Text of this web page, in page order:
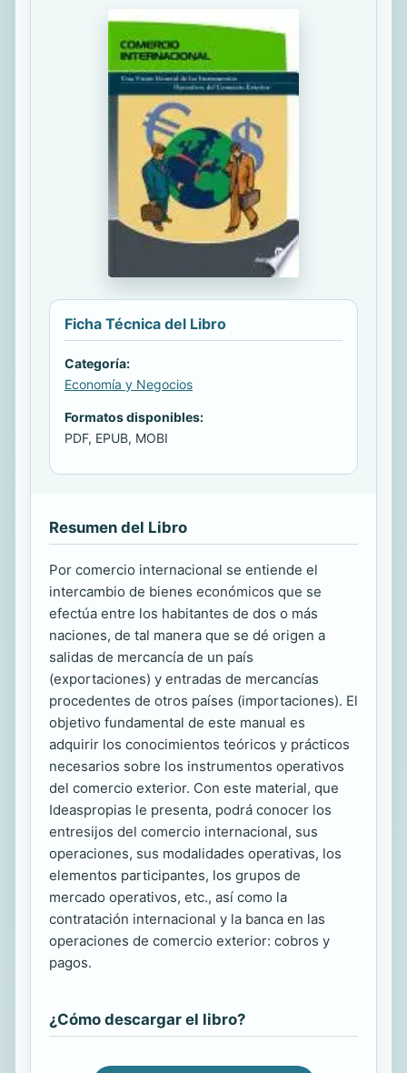
Ficha Técnica del Libro
Categoría:
Economía y Negocios
Formatos disponibles:
PDF, EPUB, MOBI
Resumen del Libro
Por comercio internacional se entiende el
intercambio de bienes económicos que se
efectúa entre los habitantes de dos o más
naciones, de tal manera que se dé origen a
salidas de mercancía de un país
(exportaciones) y entradas de mercancías
procedentes de otros países (importaciones). El
objetivo fundamental de este manual es
adquirir los conocimientos teóricos y prácticos
necesarios sobre los instrumentos operativos
del comercio exterior. Con este material, que
Ideaspropias le presenta, podrá conocer los
entresijos del comercio internacional, sus
operaciones, sus modalidades operativas, los
elementos participantes, los grupos de
mercado operativos, etc., así como la
contratación internacional y la banca en las
operaciones de comercio exterior: cobros y
pagos.
¿Cómo descargar el libro?